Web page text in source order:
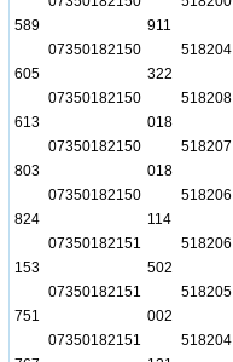
589
911
07350182150
605
518204
322
07350182150
613
518208
018
07350182150
803
518207
018
07350182150
824
518206
114
07350182151
153
518206
502
07350182151
751
518205
002
07350182151
518204